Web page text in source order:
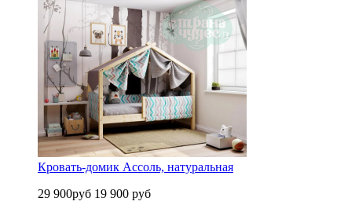
Кровать-домик Ассоль, натуральная
29 900руб 19 900 руб